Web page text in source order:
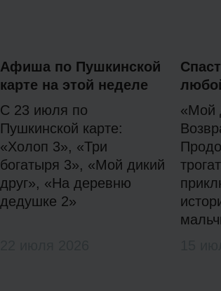
Афиша по Пушкинской
карте на этой неделе
С 23 июля по
Пушкинской карте:
«Холоп 3», «Три
богатыря 3», «Мой дикий
друг», «На деревню
дедушке 2»
«Мой